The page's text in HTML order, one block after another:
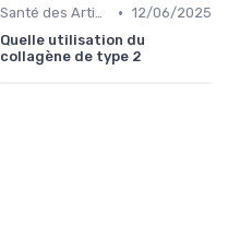
Santé des Articulations • 12/06/2025
Quelle utilisation du
collagène de type 2